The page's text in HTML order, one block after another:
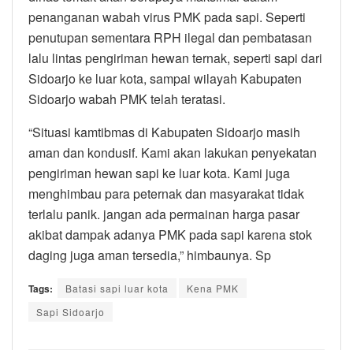
penanganan wabah virus PMK pada sapi. Seperti
penutupan sementara RPH ilegal dan pembatasan
lalu lintas pengiriman hewan ternak, seperti sapi dari
Sidoarjo ke luar kota, sampai wilayah Kabupaten
Sidoarjo wabah PMK telah teratasi.
“Situasi kamtibmas di Kabupaten Sidoarjo masih
aman dan kondusif. Kami akan lakukan penyekatan
pengiriman hewan sapi ke luar kota. Kami juga
menghimbau para peternak dan masyarakat tidak
terlalu panik. jangan ada permainan harga pasar
akibat dampak adanya PMK pada sapi karena stok
daging juga aman tersedia,” himbaunya. Sp
Tags: Batasi sapi luar kota
Kena PMK
Sapi Sidoarjo